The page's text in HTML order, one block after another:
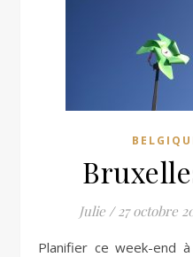
Julie / 27 octobre
Planifier ce week-end à Bruxelles fut l’histoire de